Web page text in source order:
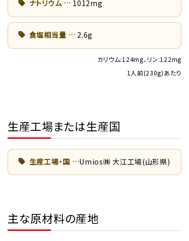
ナトリウム 1012mg
食塩相当量 2.6g
カリウム:124mg、リン:122mg
1人前(230g)あたり
生産工場または生産国
生産工場・国 Umios㈱ 大江工場(山形県)
主な原材料の産地